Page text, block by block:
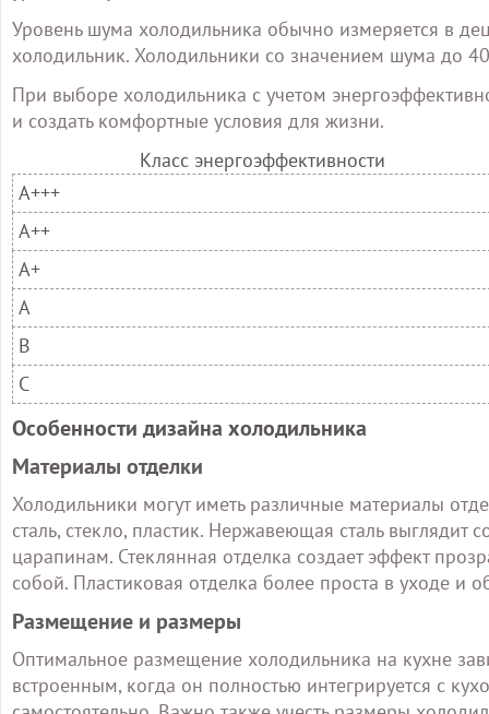
Уровень шума холодильника обычно измеряется в
холодильник. Холодильники со значением шума до
При выборе холодильника с учетом
и создать комфортные условия для жизни.
Класс энергоэффективности
A+++
A++
A+
A
B
C
Особенности дизайна холодильника
Материалы отделки
Холодильники могут иметь различные материалы
сталь, стекло, пластик. Нержавеющая сталь
царапинам. Стеклянная отделка создает эффект
собой. Пластиковая отделка более проста в уходе и
Размещение и размеры
Оптимальное размещение холодильника на кухне
встроенным, когда он полностью интегрируется с